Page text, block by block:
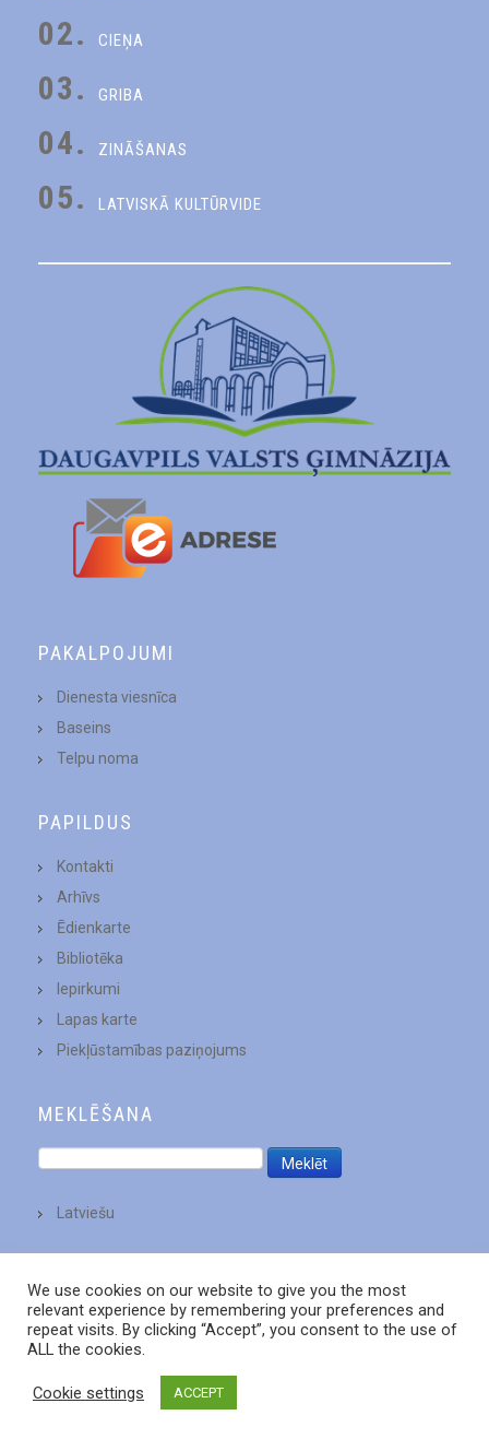
02. CIEŅA
03. GRIBA
04. ZINĀŠANAS
05. LATVISKĀ KULTŪRVIDE
PAKALPOJUMI
Dienesta viesnīca
Baseins
Telpu noma
PAPILDUS
Kontakti
Arhīvs
Ēdienkarte
Bibliotēka
Iepirkumi
Lapas karte
Piekļūstamības paziņojums
MEKLĒŠANA
Latviešu
We use cookies on our website to give you the most
relevant experience by remembering your preferences and
repeat visits. By clicking “Accept”, you consent to the use of
ALL the cookies.
Cookie settings ACCEPT